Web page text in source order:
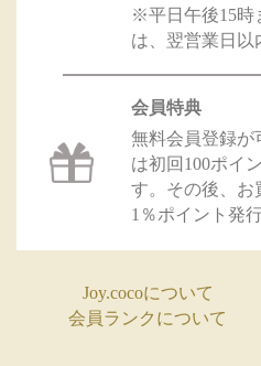
※平日午後15時
は、翌営業日以
会員特典
無料会員登録が
は初回100ポイ
す。その後、お
1％ポイント発
Joy.cocoについて
会員ランクについて